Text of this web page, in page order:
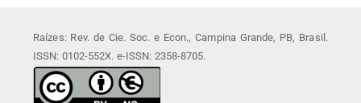
Raízes: Rev. de Cie. Soc. e Econ., Campina Grande, PB, Brasil.
ISSN: 0102-552X. e-ISSN: 2358-8705.